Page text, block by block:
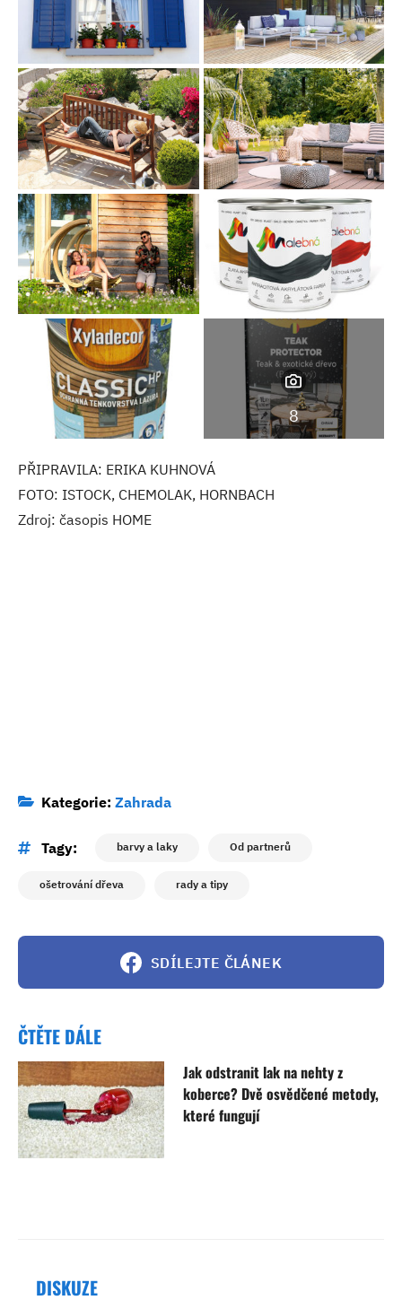
8
PŘIPRAVILA: ERIKA KUHNOVÁ
FOTO: ISTOCK, CHEMOLAK, HORNBACH
Zdroj: časopis HOME
Kategorie: Zahrada
Tagy: barvy a laky Od partnerů
ošetrování dřeva rady a tipy
SDÍLEJTE ČLÁNEK
ČTĚTE DÁLE
Jak odstranit lak na nehty z
koberce? Dvě osvědčené metody,
které fungují
DISKUZE